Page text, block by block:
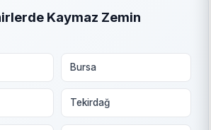
Kaymaz Zemin
Bursa
Tekirdağ